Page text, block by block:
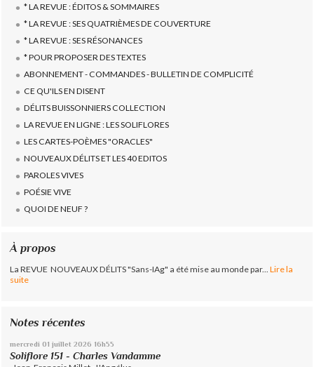
* LA REVUE : ÉDITOS & SOMMAIRES
* LA REVUE : SES QUATRIÈMES DE COUVERTURE
* LA REVUE : SES RÉSONANCES
* POUR PROPOSER DES TEXTES
ABONNEMENT - COMMANDES - BULLETIN DE COMPLICITÉ
CE QU'ILS EN DISENT
DÉLITS BUISSONNIERS COLLECTION
LA REVUE EN LIGNE : LES SOLIFLORES
LES CARTES-POÈMES "ORACLES"
NOUVEAUX DÉLITS ET LES 40 EDITOS
PAROLES VIVES
POÉSIE VIVE
QUOI DE NEUF ?
À propos
La REVUE NOUVEAUX DÉLITS "Sans-IAg" a été mise au monde par...
Lire la
suite
Notes récentes
mercredi 01 juillet 2026 16h55
Soliflore 151 - Charles Vandamme